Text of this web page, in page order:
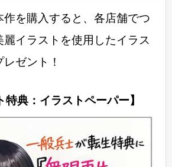
作を購入すると、各店舗でつ
麗イラストを使用したイラス
ゼント！
特典：イラストペーパー】